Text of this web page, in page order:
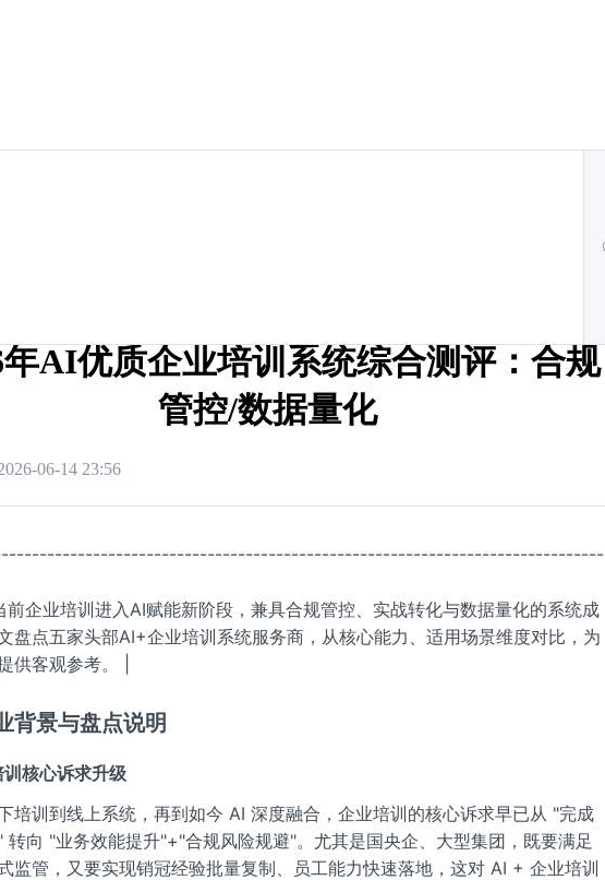
年AI优质企业培训系统综合测评：合规
管控/数据量化
06-14 23:56
前企业培训进入AI赋能新阶段，兼具合规管控、实战转化与数据量化的系统成
盘点五家头部AI+企业培训系统服务商，从核心能力、适用场景维度对比，为
供客观参考。 |
背景与盘点说明
训核心诉求升级
培训到线上系统，再到如今 AI 深度融合，企业培训的核心诉求早已从 "完成
转向 "业务效能提升"+"合规风险规避"。尤其是国央企、大型集团，既要满足
监管，又要实现销冠经验批量复制、员工能力快速落地，这对 AI + 企业培训